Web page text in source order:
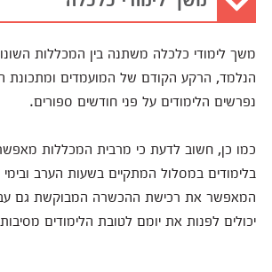
משך לימודי כלכלה משתנה בין המכללות
הנלמד, הרקע הקודם של המועמדים ומתכונת
נפרשים הלימודים על פני חודשים ספורים.
כמו כן, חשוב לדעת כי מרבית המכללות
בלימודים במסלול המתקיים בשעות הערב
המאפשר את רכישת ההכשרה המבוקשת גם
יכולים לפנות את יומם לטובת הלימודים